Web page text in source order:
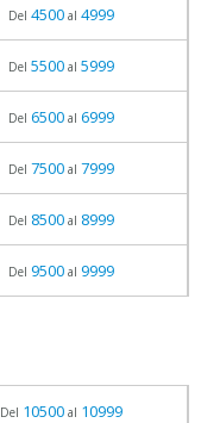
Del 4500al 4999
Del 5500al 5999
Del 6500al 6999
Del 7500al 7999
Del 8500al 8999
Del 9500al 9999
Del 10500al 10999